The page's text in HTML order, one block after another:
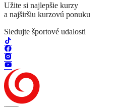
Užite si najlepšie kurzy
a najširšiu kurzovú ponuku
Sledujte športové udalosti